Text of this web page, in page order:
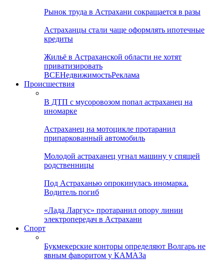
Рынок труда в Астрахани сокращается в разы
Астраханцы стали чаще оформлять ипотечные
кредиты
Жильё в Астраханской области не хотят
приватизировать
ВСЕНедвижимостьРеклама
Происшествия
В ДТП с мусоровозом попал астраханец на
иномарке
Астраханец на мотоцикле протаранил
припаркованный автомобиль
Молодой астраханец угнал машину у спящей
родственницы
Под Астраханью опрокинулась иномарка.
Водитель погиб
«Лада Ларгус» протаранил опору линии
электропередач в Астрахани
Спорт
Букмекерские конторы определяют Волгарь не
явным фаворитом у КАМАЗа